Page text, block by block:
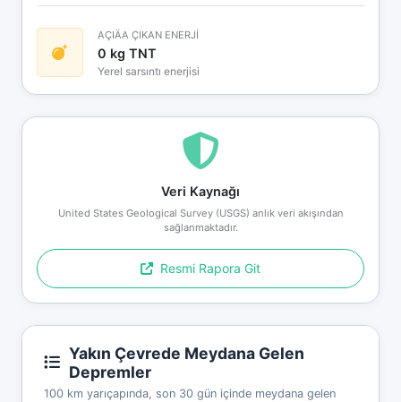
AÇIÄA ÇIKAN ENERJİ
0 kg TNT
Yerel sarsıntı enerjisi
Veri Kaynağı
United States Geological Survey (USGS) anlık veri akışından
sağlanmaktadır.
Resmi Rapora Git
Yakın Çevrede Meydana Gelen
Depremler
100 km yarıçapında, son 30 gün içinde meydana gelen